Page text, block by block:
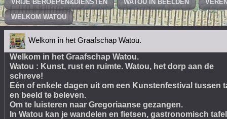
VRIJE BEROEPEN&DIENSTEN
WATOU IN BEELDEN
WELKOM WATOU
Welkom in het Graafschap Watou.
Welkom in het Graafschap Watou.
Watou : Kunst, rust en ruimte. Watou, het dorp aan de
schreve!
Eén of enkele dagen uit om een Kunstenfestival tussen
en beeld te beleven.
Om te luisteren naar Gregoriaanse gezangen.
In Watou kan je wandelen en fietsen, gastronomisch